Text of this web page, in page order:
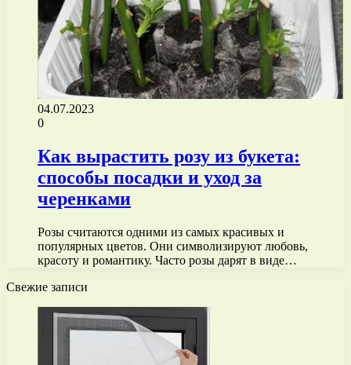
04.07.2023
0
Как вырастить розу из букета:
способы посадки и уход за
черенками
Розы считаются одними из самых красивых и
популярных цветов. Они символизируют любовь,
красоту и романтику. Часто розы дарят в виде…
Свежие записи